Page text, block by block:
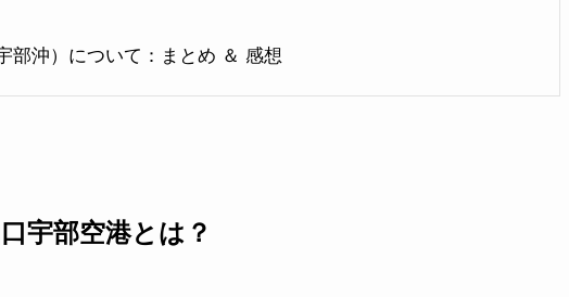
部沖）について：まとめ ＆ 感想
宇部空港とは？